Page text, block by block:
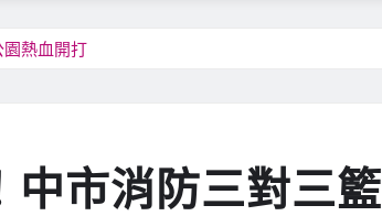
熱血開打
中市消防三對三籃